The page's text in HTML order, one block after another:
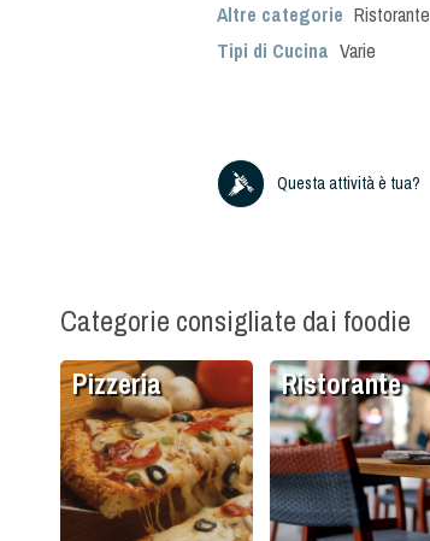
Altre categorie Ristorante
Tipi di Cucina Varie
Questa attività è tua?
Categorie consigliate dai foodie
Pizzeria Ristorante